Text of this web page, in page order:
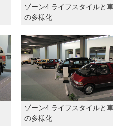
ゾーン4 ライフスタイルと車
の多様化
ゾーン4 ライフスタイルと車
の多様化